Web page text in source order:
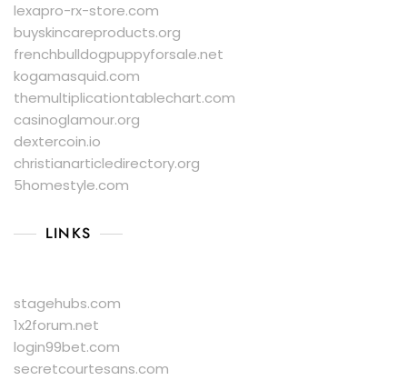
lexapro-rx-store.com
buyskincareproducts.org
frenchbulldogpuppyforsale.net
kogamasquid.com
themultiplicationtablechart.com
casinoglamour.org
dextercoin.io
christianarticledirectory.org
5homestyle.com
LINKS
stagehubs.com
1x2forum.net
login99bet.com
secretcourtesans.com